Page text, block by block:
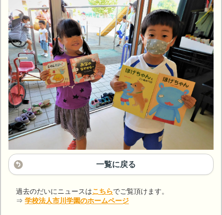
一覧に戻る
過去のだいにニュースはこちらでご覧頂けます。
⇒ 学校法人市川学園のホームページ